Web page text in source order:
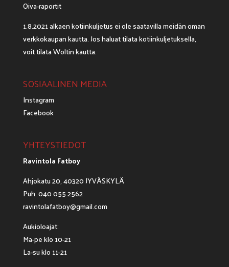
Oiva-raportit
1.8.2021 alkaen kotiinkuljetus ei ole saatavilla meidän oman
verkkokaupan kautta. Jos haluat tilata kotiinkuljetuksella,
voit tilataWoltinkautta.
SOSIAALINEN MEDIA
Instagram
Facebook
YHTEYSTIEDOT
Ravintola Fatboy
Ahjokatu 20, 40320 JYVÄSKYLÄ
Puh. 040 055 2562
ravintolafatboy@gmail.com
Aukioloajat:
Ma-pe klo 10-21
La-su klo 11-21